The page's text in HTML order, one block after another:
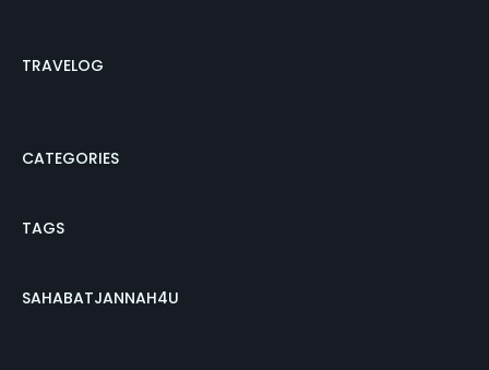
TRAVELOG
CATEGORIES
TAGS
SAHABATJANNAH4U